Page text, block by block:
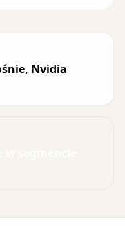
Nvidia